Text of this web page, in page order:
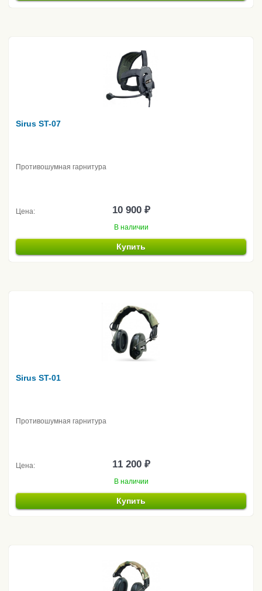
Sirus ST-07
Противошумная гарнитура
Цена: 10 900 ₽
В наличии
Купить
Sirus ST-01
Противошумная гарнитура
Цена: 11 200 ₽
В наличии
Купить